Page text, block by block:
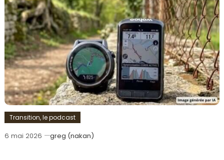
Transition, le podcast
6 mai 2026 greg (nakan)